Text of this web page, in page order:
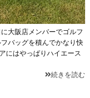
大阪店メンバーでゴルフ
バッグを積んでかなり快
にはやっぱりハイエース
続きを読む